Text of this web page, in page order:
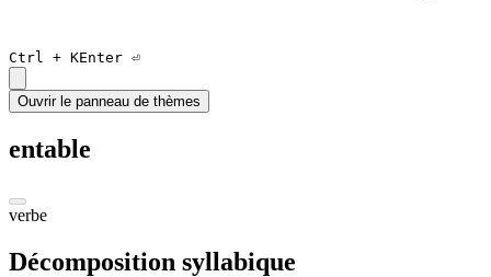
Ctrl + KEnter ⏎
Ouvrir le panneau de thèmes
entable
verbe
Décomposition syllabique